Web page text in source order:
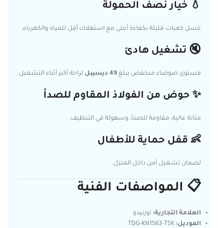
💧 خيار نصف الحمولة
غسل كميات قليلة بكفاءة أعلى مع استهلاك أقل للمياه والكهرباء.
🔇 تشغيل هادئ
مستوى ضوضاء منخفض يبلغ 49 ديسيبل لراحة أكبر أثناء التشغيل.
✨ حوض من الفولاذ المقاوم للصدأ
متانة عالية، مقاومة للصدأ، وسهولة في التنظيف.
👶 قفل حماية للأطفال
لضمان تشغيل آمن داخل المنزل.
📋 المواصفات الفنية
العلامة التجارية: تورنيدو
الموديل: